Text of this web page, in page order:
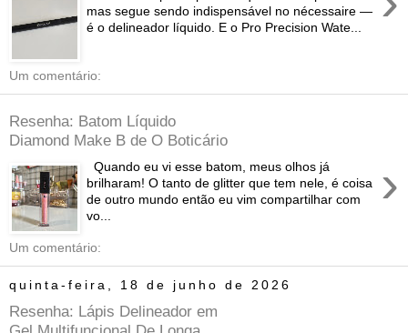
mas segue sendo indispensável no nécessaire —
é o delineador líquido. E o Pro Precision Wate...
Um comentário:
Resenha: Batom Líquido
Diamond Make B de O Boticário
›
Quando eu vi esse batom, meus olhos já
brilharam! O tanto de glitter que tem nele, é coisa
de outro mundo então eu vim compartilhar com
vo...
Um comentário:
quinta-feira, 18 de junho de 2026
Resenha: Lápis Delineador em